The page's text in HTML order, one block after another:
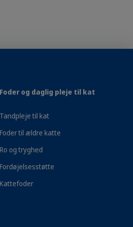
hjælper med at
Foder og daglig pleje til kat
Tandpleje til kat
Foder til ældre katte
Ro og tryghed
Fordøjelsesstøtte
Kattefoder